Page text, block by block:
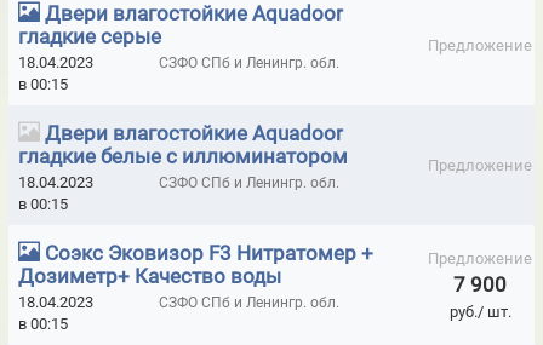
ПРЕОБРАЗОВАТЕЛИ НАПРЯЖЕНИЯ МАП SIN ЭНЕРГИЯ PRO С
12В/24В/48В НА 220В
ПРОТИВОГАЗЫ ПРОМЫШЛЕННЫЕ ФИЛЬТРУЮЩИЕ ППФ-5Б
ПРОТИВОГАЗЫ ПРОМЫШЛЕННЫЕ ФИЛЬТРУЮЩИЕ ППФ-5М
ПРОТИВОГАЗЫ ПРОМЫШЛЕННЫЕ ФИЛЬТРУЮЩИЕ ППФ-5С
РАСПЫЛИТЕЛИ ТОНКОРАСПЫЛЕННОЙ ВОДЫ "АКВА-ГЕФЕСТ"
РЕНТГЕНОЗАЩИТНЫЕ ДВЕРИ ЭКВ. PB=0,5 ММ
Двери влагостойкие Aquadoor
гладкие серые
Предложение
18.04.2023
в 00:15
СЗФО СПб и Ленингр. обл.
Двери влагостойкие Aquadoor
гладкие белые с иллюминатором
Предложение
18.04.2023
в 00:15
СЗФО СПб и Ленингр. обл.
Соэкс Эковизор F3 Нитратомер +
Дозиметр+ Качество воды
Предложение
7 900
руб./ шт.
18.04.2023
в 00:15
СЗФО СПб и Ленингр. обл.